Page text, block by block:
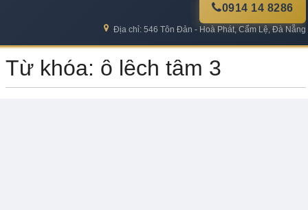
0914 14 8286
Địa chỉ: 546 Tôn Đản - Hoà Phát, Cẩm Lệ, Đà Nẵng
Từ khóa: ô lệch tâm 3